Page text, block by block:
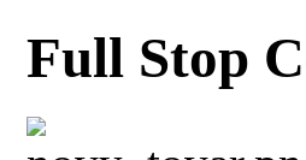
Full Stop